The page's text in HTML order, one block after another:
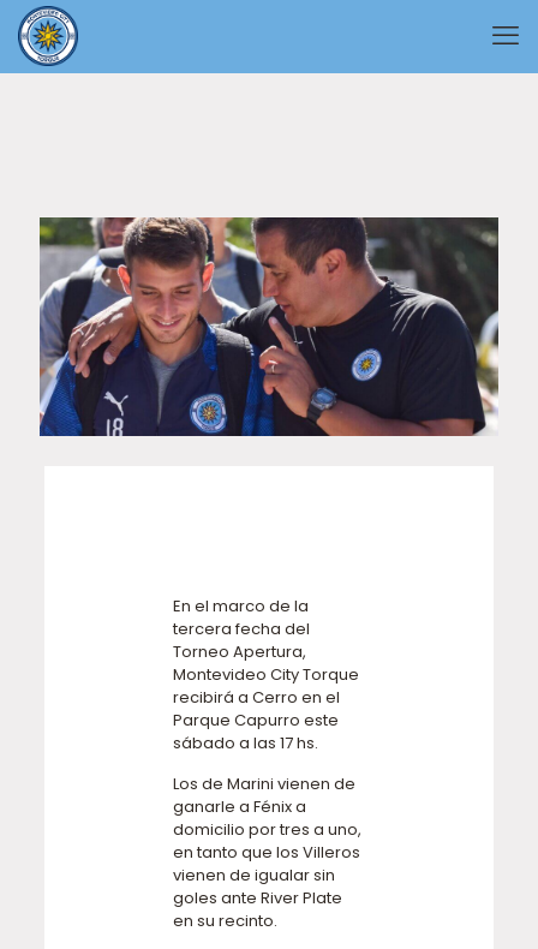
En el marco de la
tercera fecha del
Torneo Apertura,
Montevideo City Torque
recibirá a Cerro en el
Parque Capurro este
sábado a las 17 hs.
Los de Marini vienen de
ganarle a Fénix a
domicilio por tres a uno,
en tanto que los Villeros
vienen de igualar sin
goles ante River Plate
en su recinto.